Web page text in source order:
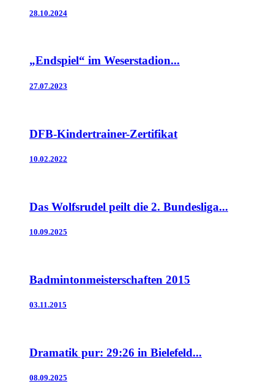
28.10.2024
„Endspiel“ im Weserstadion...
27.07.2023
DFB-Kindertrainer-Zertifikat
10.02.2022
Das Wolfsrudel peilt die 2. Bundesliga...
10.09.2025
Badmintonmeisterschaften 2015
03.11.2015
Dramatik pur: 29:26 in Bielefeld...
08.09.2025